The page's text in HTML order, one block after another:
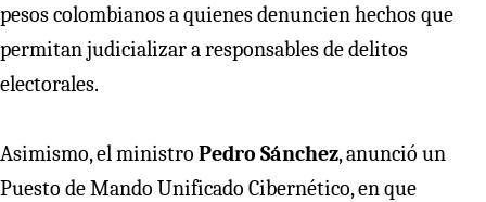
pesos colombianos a quienes denuncien hechos que
permitan judicializar a responsables de delitos
electorales.
Asimismo, el ministro Pedro Sánchez, anunció un
Puesto de Mando Unificado Cibernético, en que